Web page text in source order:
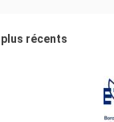
plus récents